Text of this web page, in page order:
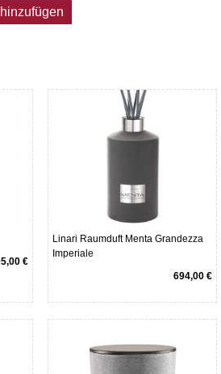
€
Linari Raumduft Menta Grandezza
Imperiale
694,00 €